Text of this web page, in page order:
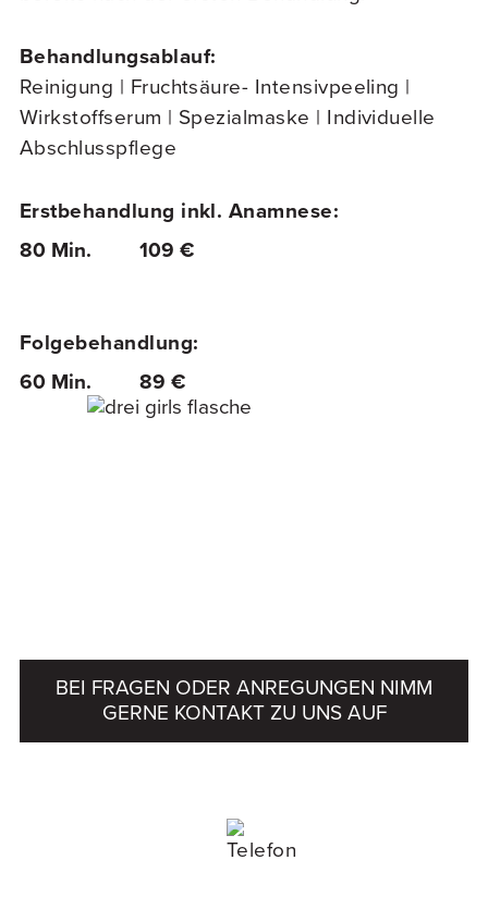
Behandlungsablauf:
Reinigung | Fruchtsäure- Intensivpeeling |
Wirkstoffserum | Spezialmaske | Individuelle
Abschlusspflege
Erstbehandlung inkl. Anamnese:
80 Min.
109 €
Folgebehandlung:
60 Min.
89 €
BEI FRAGEN ODER ANREGUNGEN NIMM
GERNE KONTAKT ZU UNS AUF